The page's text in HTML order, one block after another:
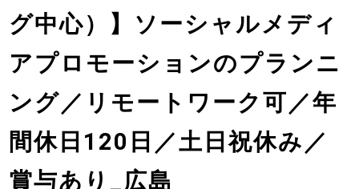
グ中心）】ソーシャルメディ
アプロモーションのプランニ
ング／リモートワーク可／年
間休日120日／土日祝休み／
賞与あり_広島